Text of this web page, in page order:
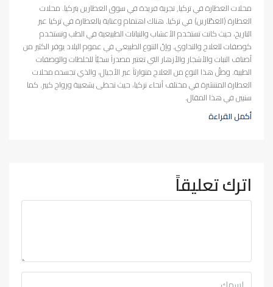
محلات العطارة في تركيا, تجربة فريدة في سوق العطارين بتركيا. محلات
العطارة (العَطّارين) في تركيا. هناك اهتمام وعناية بالعطارة في تركيا عبر
التاريخ، حيث كانت تستخدم الأعشاب والنباتات الطبيعية في الطب وتستخدم
كوصفات للعلاج والتداوي. وإنّ التنوع الطبيعي في عموم البلاد يوفر الكثير من
أصناف النبات والأشجار والأزهار التي تعتبر مصدراً سخيّاً للخلطات والوصفات
الطبية. وظلّ هذا النوع من العلاج متوارثاً عبر الأجيال، والذي تجسده محلات
العطارة المنتشرة في مختلف أنحاء تركيا، حيث تحظى بشعبية ورواج كبير. كما
سنبين في هذا المقال.
أكمل القراءة
اترك تعليقاً